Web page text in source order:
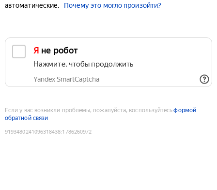
автоматические.
Почему это могло произойти?
Я не робот
Нажмите, чтобы продолжить
Yandex SmartCaptcha
Если у вас возникли проблемы, пожалуйста, воспользуйтесьформой
обратной связи
9193480241096318438:1786260972